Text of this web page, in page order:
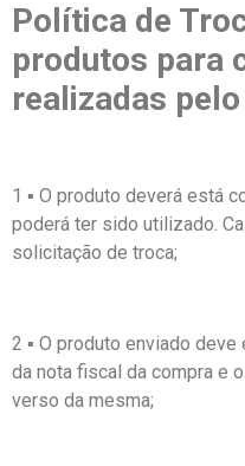
Política de
produtos para
realizadas
1 ▪ O produto deverá está
poderá ter sido utilizado.
solicitação de troca;
2 ▪ O produto enviado
da nota fiscal da compra e
verso da mesma;